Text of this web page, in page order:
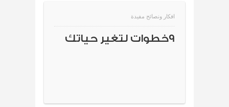
افكار ونصائح مفيدة
9خطوات لتغير حياتك